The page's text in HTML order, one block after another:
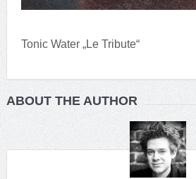
Tonic Water „Le Tribute“
ABOUT THE AUTHOR